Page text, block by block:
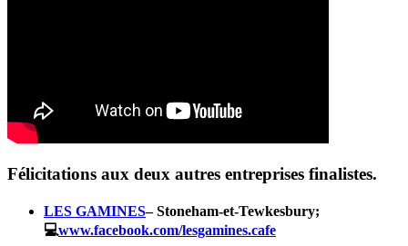
Félicitations aux deux autres entreprises finalistes.
LES GAMINES– Stoneham-et-Tewkesbury;
💻www.facebook.com/lesgamines.cafe